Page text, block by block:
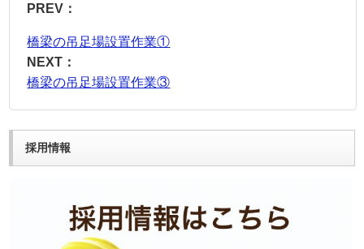
PREV：
橋梁の吊足場設置作業①
NEXT：
橋梁の吊足場設置作業③
採用情報